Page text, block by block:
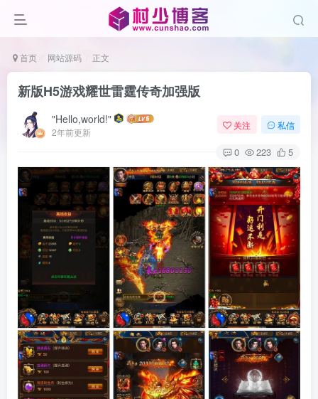
首页 网站源码 正文
新版H5游戏耀世雷霆传奇加强版
"Hello,world!"
2年前更新
关注 私信
0 223 5